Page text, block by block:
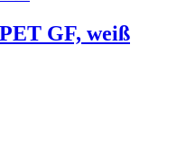
GF, weiß